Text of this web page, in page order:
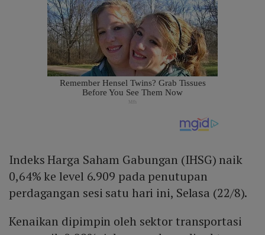
Indeks Harga Saham Gabungan (IHSG) naik
0,64% ke level 6.909 pada penutupan
perdagangan sesi satu hari ini, Selasa (22/8).
Kenaikan dipimpin oleh sektor transportasi